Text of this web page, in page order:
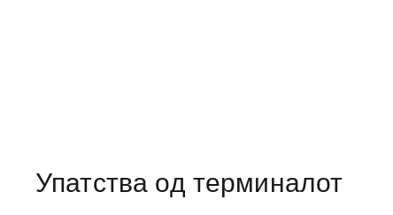
Упатства од терминалот